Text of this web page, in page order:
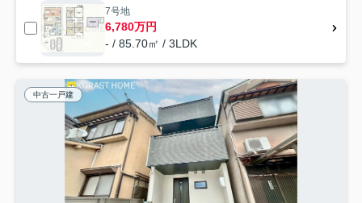
7号地
6,780万円
- / 85.70㎡ / 3LDK
中古一戸建